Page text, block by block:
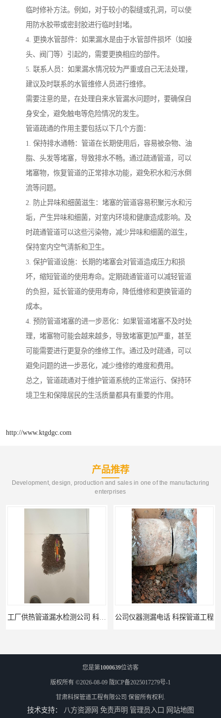
临时修补方法。例如，对于较小的裂缝或孔洞，可以使
用防水胶带或密封胶进行临时封堵。
4. 更换水管部件：如果漏水是由于水管部件损坏（如接
头、阀门等）引起的，需要更换相应的部件。
5. 联系人员：如果漏水情况较为严重或自己无法处理，
建议及时联系的水管维修人员进行维修。
需要注意的是，在处理自来水管漏水问题时，要确保自
身安全，避免触电等危险情况的发生。
管道疏通的作用主要包括以下几个方面：
1. 保持排水通畅：管道在长期使用后，容易被杂物、油
脂、头发等堵塞，导致排水不畅。通过疏通管道，可以
堵塞物，恢复管道的正常排水功能，避免积水和污水倒
流等问题。
2. 防止异味和细菌滋生：堵塞的管道容易积聚污水和污
垢，产生异味和细菌，对室内环境和健康造成影响。及
时疏通管道可以这些污染物，减少异味和细菌的滋生，
保持室内空气清新和卫生。
3. 保护管道设施：长期的堵塞会对管道造成压力和损
坏，缩短管道的使用寿命。定期疏通管道可以减轻管道
的负担，延长管道的使用寿命，降低维修和更换管道的
成本。
4. 预防管道堵塞的进一步恶化：如果管道堵塞不及时处
理，堵塞物可能会越来越多，导致堵塞更加严重，甚至
可能需要进行更复杂的维修工作。通过及时疏通，可以
避免问题的进一步恶化，减少维修的难度和费用。
总之，管道疏通对于维护管道系统的正常运行、保持环
境卫生和保障居民的生活质量都具有重要的作用。
http://www.ktgdgc.com
产品推荐
Development, design, production and sales in one of the manufacturing
enterprises
公司仪器测漏电话 科探管道工程 工厂管道工程 科探管道工程
您是第1000639位访客
版权所有 ©2026-08-09 陇ICP备2025017279号-1
甘肃科探管道工程有限公司 保留所有权利.
技术支持： 八方资源网 免责声明 管理员入口 网站地图